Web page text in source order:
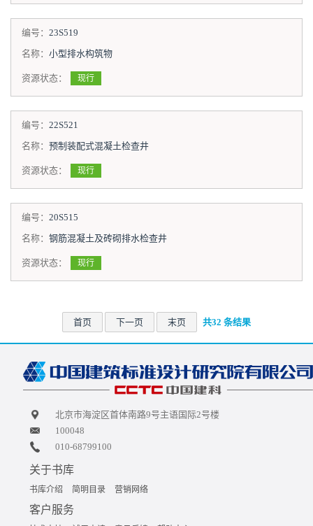
编号： 23S519
名称： 小型排水构筑物
资源状态： 现行
编号： 22S521
名称： 预制装配式混凝土检查井
资源状态： 现行
编号： 20S515
名称： 钢筋混凝土及砖砌排水检查井
资源状态： 现行
首页 下一页 末页 共32 条结果
北京市海淀区首体南路9号主语国际2号楼
100048
010-68799100
关于书库
书库介绍 简明目录 营销网络
客户服务